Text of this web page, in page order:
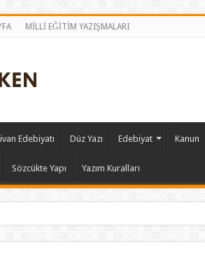
MİLLİ EĞİTİM YAZIŞMALARI
Edebiyatı Düz Yazı Edebiyat Kanun
Sözcükte Yapı Yazım Kuralları